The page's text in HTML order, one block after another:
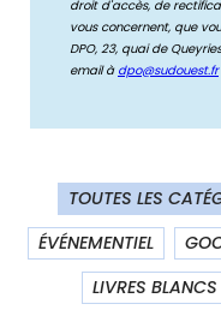
TOUTES LES
ÉVÉNEMENTIEL
LIVRES BLANCS